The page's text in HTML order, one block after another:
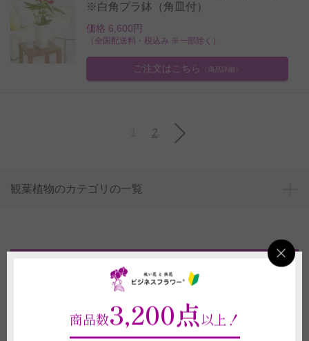
※白角プラ鉢（角皿付）
価格 6,600円
（全国配送料・税込み ※一部除く）
ご注文はこちら （商品詳細）
2
観葉植物のカテゴリの一覧
ビジネスフラワー®の観葉植物ができる8のポイン
6～12号までの多彩なサイズと、20品種以
商品数3,200点以上！